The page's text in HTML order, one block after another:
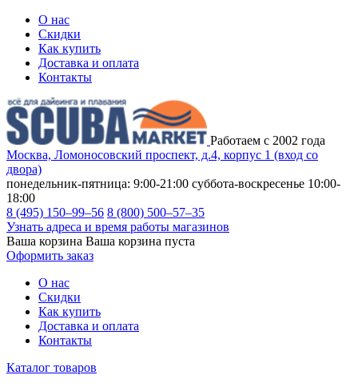
О нас
Скидки
Как купить
Доставка и оплата
Контакты
Работаем с 2002 года
Москва, Ломоносовский проспект, д.4, корпус 1 (вход со
двора)
понедельник-пятница: 9:00-21:00 суббота-воскресенье 10:00-
18:00
8 (495) 150–99–56 8 (800) 500–57–35
Узнать адреса и время работы магазинов
Ваша корзина Ваша корзина пуста
Оформить заказ
О нас
Скидки
Как купить
Доставка и оплата
Контакты
Каталог товаров